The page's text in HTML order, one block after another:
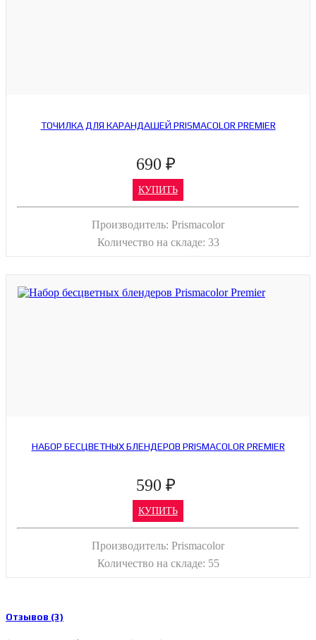
ТОЧИЛКА ДЛЯ КАРАНДАШЕЙ PRISMACOLOR PREMIER
690 ₽
КУПИТЬ
Производитель: Prismacolor
Количество на складе: 33
НАБОР БЕСЦВЕТНЫХ БЛЕНДЕРОВ PRISMACOLOR PREMIER
590 ₽
КУПИТЬ
Производитель: Prismacolor
Количество на складе: 55
Отзывов (3)